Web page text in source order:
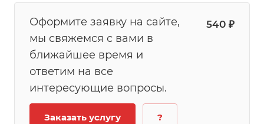
Оформите заявку на сайте,
мы свяжемся с вами в
ближайшее время и
ответим на все
интересующие вопросы.
540 ₽
Заказать услугу ?